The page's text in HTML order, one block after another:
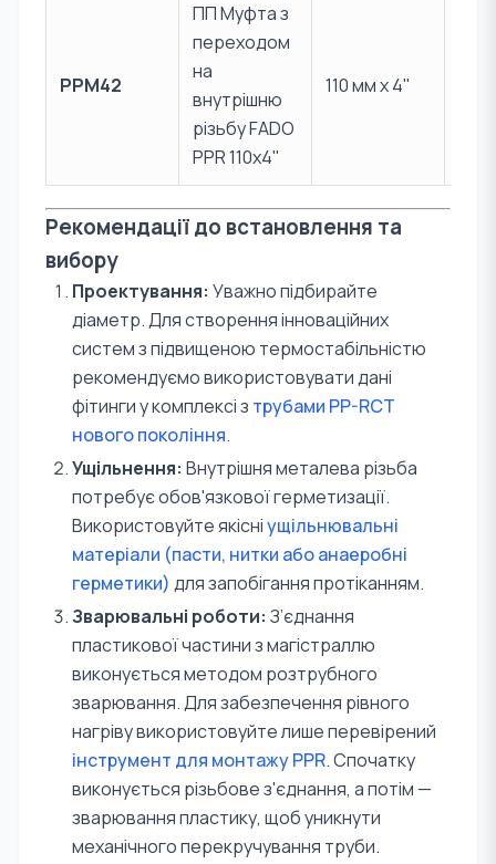
PPM42
ПП Муфта з
переходом
на
внутрішню
різьбу FADO
PPR 110x4"
110 мм x 4"
Рекомендації до встановлення та
вибору
Проектування: Уважно підбирайте
діаметр. Для створення інноваційних
систем з підвищеною термостабільністю
рекомендуємо використовувати дані
фітинги у комплексі з трубами PP-RCT
нового покоління.
Ущільнення: Внутрішня металева різьба
потребує обов'язкової герметизації.
Використовуйте якісніущільнювальні
матеріали (пасти, нитки або анаеробні
герметики) для запобігання протіканням.
Зварювальні роботи: З’єднання
пластикової частини з магістраллю
виконується методом розтрубного
зварювання. Для забезпечення рівного
нагріву використовуйте лише перевірений
інструмент для монтажу PPR. Спочатку
виконується різьбове з'єднання, а потім —
зварювання пластику, щоб уникнути
механічного перекручування труби.